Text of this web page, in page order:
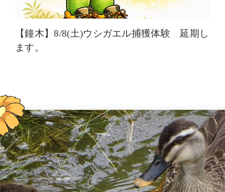
【鐘木】8/8(土)ウシガエル捕獲体験 延期し
ます。